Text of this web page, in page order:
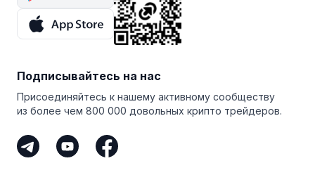
Подписывайтесь на нас
Присоединяйтесь к нашему активному сообществу
из более чем 800 000 довольных крипто трейдеров.